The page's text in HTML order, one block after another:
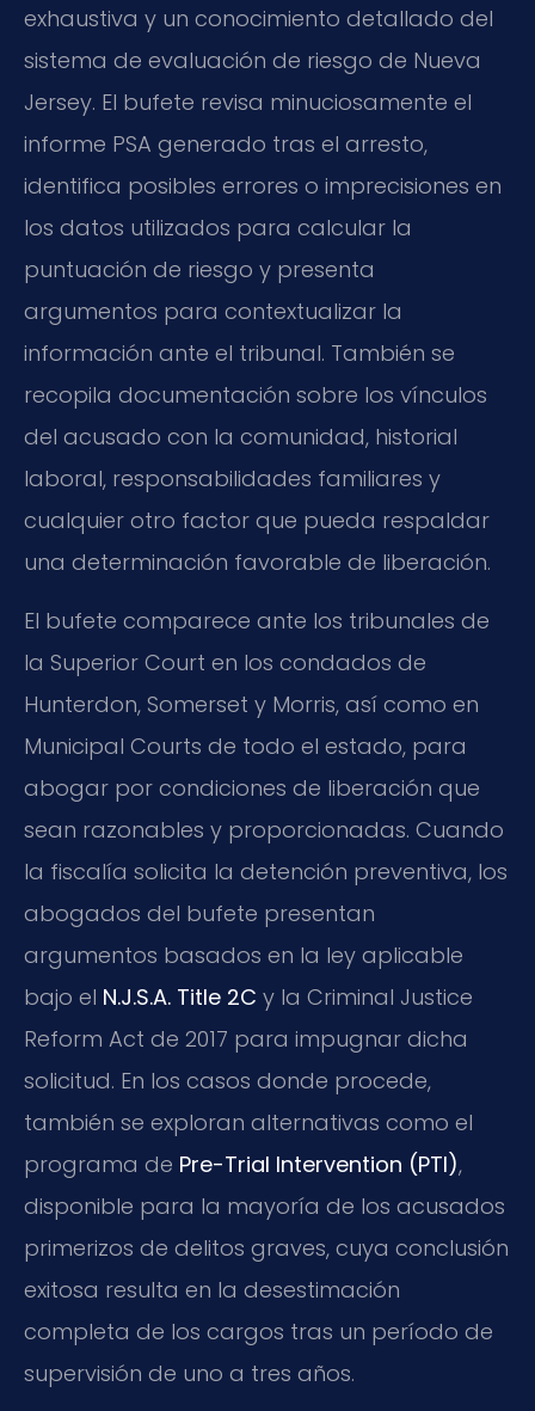
exhaustiva y un conocimiento detallado del
sistema de evaluación de riesgo de Nueva
Jersey. El bufete revisa minuciosamente el
informe PSA generado tras el arresto,
identifica posibles errores o imprecisiones en
los datos utilizados para calcular la
puntuación de riesgo y presenta
argumentos para contextualizar la
información ante el tribunal. También se
recopila documentación sobre los vínculos
del acusado con la comunidad, historial
laboral, responsabilidades familiares y
cualquier otro factor que pueda respaldar
una determinación favorable de liberación.
El bufete comparece ante los tribunales de
la Superior Court en los condados de
Hunterdon, Somerset y Morris, así como en
Municipal Courts de todo el estado, para
abogar por condiciones de liberación que
sean razonables y proporcionadas. Cuando
la fiscalía solicita la detención preventiva, los
abogados del bufete presentan
argumentos basados en la ley aplicable
bajo el N.J.S.A. Title 2C y la Criminal Justice
Reform Act de 2017 para impugnar dicha
solicitud. En los casos donde procede,
también se exploran alternativas como el
programa de Pre-Trial Intervention (PTI),
disponible para la mayoría de los acusados
primerizos de delitos graves, cuya conclusión
exitosa resulta en la desestimación
completa de los cargos tras un período de
supervisión de uno a tres años.